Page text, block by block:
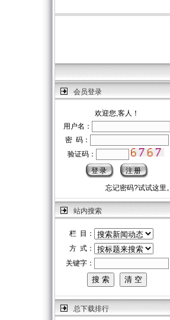
会员登录
欢迎您,客人！
用户名：
密 码：
验证码：
忘记密码?试试这里。
站内搜索
栏 目：
方 式：
关键字：
总下载排行